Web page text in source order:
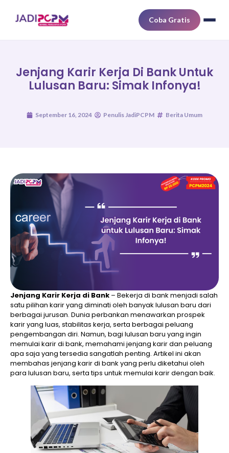
Coba Gratis
Jenjang Karir Kerja Di Bank Untuk
Lulusan Baru: Simak Infonya!
September 16, 2024 Penulis JadiPCPM Berita Umum
Jenjang Karir Kerja di Bank – Bekerja di bank menjadi salah
satu pilihan karir yang diminati oleh banyak lulusan baru dari
berbagai jurusan. Dunia perbankan menawarkan prospek
karir yang luas, stabilitas kerja, serta berbagai peluang
pengembangan diri. Namun, bagi lulusan baru yang ingin
memulai karir di bank, memahami jenjang karir dan peluang
apa saja yang tersedia sangatlah penting. Artikel ini akan
membahas jenjang karir di bank yang perlu diketahui oleh
para lulusan baru, serta tips untuk memulai karir dengan baik.